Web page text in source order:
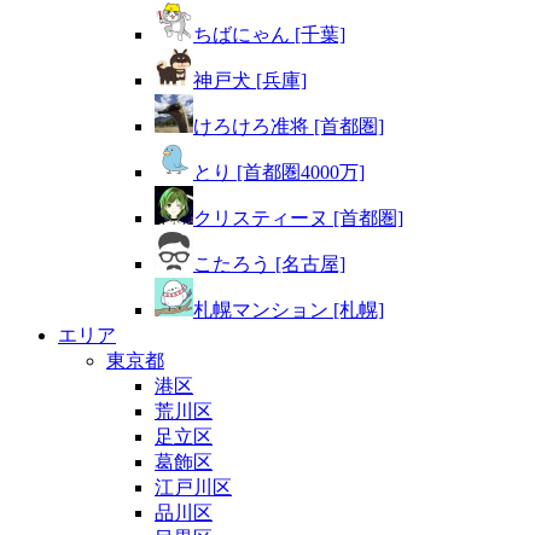
ちばにゃん [千葉]
神戸犬 [兵庫]
けろけろ准将 [首都圏]
とり [首都圏4000万]
クリスティーヌ [首都圏]
こたろう [名古屋]
札幌マンション [札幌]
エリア
東京都
港区
荒川区
足立区
葛飾区
江戸川区
品川区